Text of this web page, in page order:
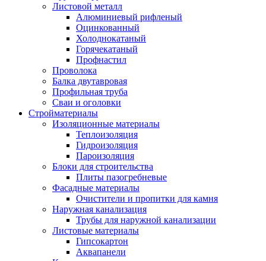
Листовой металл
Алюминиевый рифленый
Оцинкованный
Холоднокатаный
Горячекатаный
Профнастил
Проволока
Балка двутавровая
Профильная труба
Сваи и оголовки
Стройматериалы
Изоляционные материалы
Теплоизоляция
Гидроизоляция
Пароизоляция
Блоки для строительства
Плиты пазогребневые
Фасадные материалы
Очистители и пропитки для камня
Наружная канализация
Трубы для наружной канализации
Листовые материалы
Гипсокартон
Аквапанели